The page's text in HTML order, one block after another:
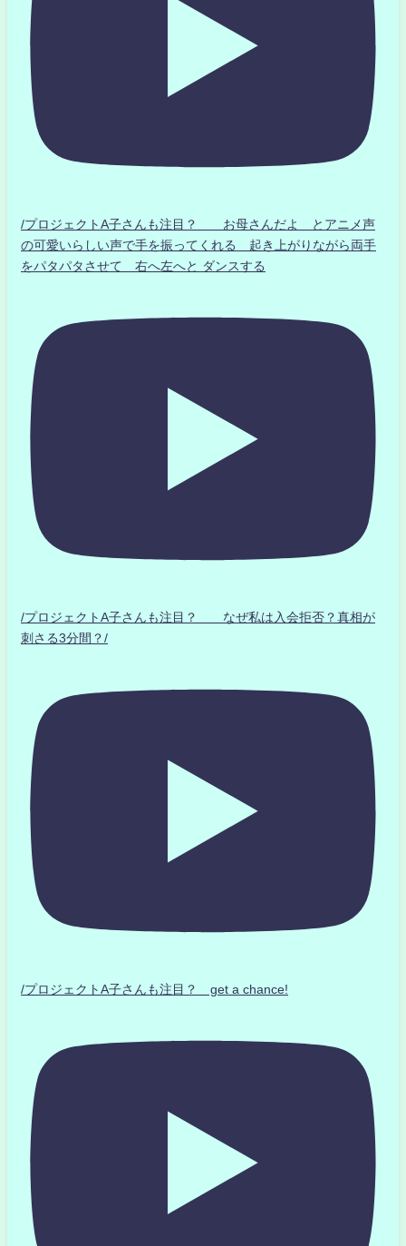
/プロジェクトA子さんも注目？ お母さんだよ とアニメ声
の可愛いらしい声で手を振ってくれる 起き上がりながら両手
をパタパタさせて 右へ左へと ダンスする
/プロジェクトA子さんも注目？ なぜ私は入会拒否？真相が
刺さる3分間？/
/プロジェクトA子さんも注目？ get a chance!